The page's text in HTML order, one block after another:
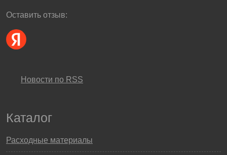
Оставить отзыв:
Новости по RSS
Каталог
Расходные материалы